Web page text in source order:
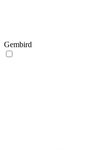
Gembird